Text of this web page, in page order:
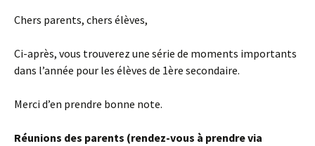
Chers parents, chers élèves,
Ci-après, vous trouverez une série de moments importants
dans l’année pour les élèves de 1ère secondaire.
Merci d’en prendre bonne note.
Réunions des parents (rendez-vous à prendre via